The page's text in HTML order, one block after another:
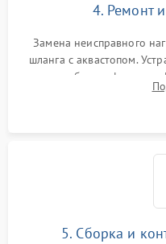
4. Ремонт
Замена неисправного
шланга с аквастопом.
патрубках и
управления,
5. Сборка и